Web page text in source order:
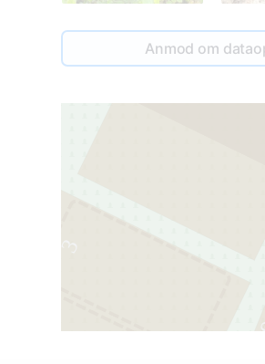
Anmod om
14490005
1
3